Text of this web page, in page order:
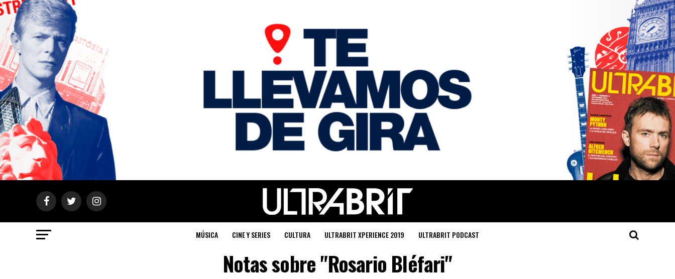
MÚSICA CINE Y SERIES CULTURA ULTRABRIT XPERIENCE 2019 ULTRABRIT PODCAST
Notas sobre "Rosario Bléfari"